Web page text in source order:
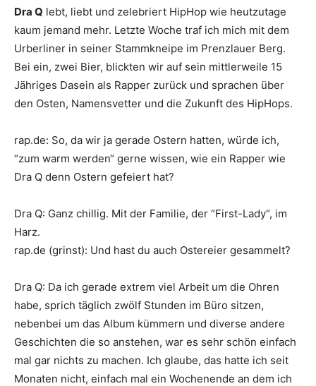
Dra Q lebt, liebt und zelebriert HipHop wie heutzutage
kaum jemand mehr. Letzte Woche traf ich mich mit dem
Urberliner in seiner Stammkneipe im Prenzlauer Berg.
Bei ein, zwei Bier, blickten wir auf sein mittlerweile 15
Jähriges Dasein als Rapper zurück und sprachen über
den Osten, Namensvetter und die Zukunft des HipHops.
rap.de: So, da wir ja gerade Ostern hatten, würde ich,
“zum warm werden“ gerne wissen, wie ein Rapper wie
Dra Q denn Ostern gefeiert hat?
Dra Q: Ganz chillig. Mit der Familie, der “First-Lady“, im
Harz.
rap.de (grinst): Und hast du auch Ostereier gesammelt?
Dra Q: Da ich gerade extrem viel Arbeit um die Ohren
habe, sprich täglich zwölf Stunden im Büro sitzen,
nebenbei um das Album kümmern und diverse andere
Geschichten die so anstehen, war es sehr schön einfach
mal gar nichts zu machen. Ich glaube, das hatte ich seit
Monaten nicht, einfach mal ein Wochenende an dem ich